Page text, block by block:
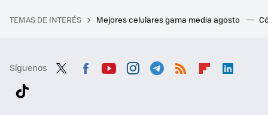
TEMAS DE INTERÉS Mejores celulares gama media agosto
Síguenos